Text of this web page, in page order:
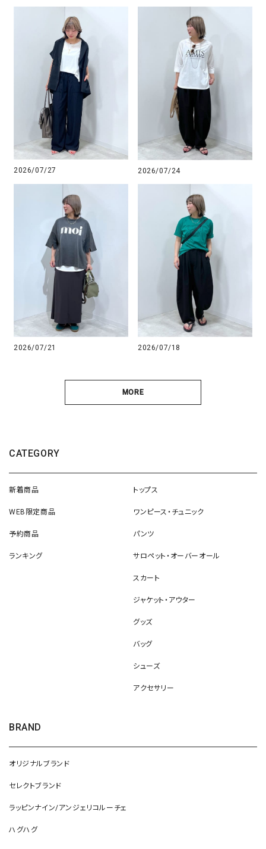
2026/07/27 2026/07/24
2026/07/21 2026/07/18
MORE
CATEGORY
新着商品
WEB限定商品
予約商品
ランキング
トップス
ワンピース・チュニック
パンツ
サロペット・オーバーオール
スカート
ジャケット・アウター
グッズ
バッグ
シューズ
アクセサリー
BRAND
オリジナルブランド
セレクトブランド
ラッピンナイン/アンジェリコルーチェ
ハグハグ